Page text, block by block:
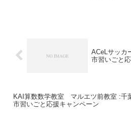
ACeLサッ
市習いごと
KAI算数数学教室 マルエツ前教室 :千
市習いごと応援キャンペーン